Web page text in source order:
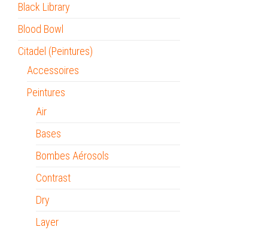
Black Library
Blood Bowl
Citadel (Peintures)
Accessoires
Peintures
Air
Bases
Bombes Aérosols
Contrast
Dry
Layer